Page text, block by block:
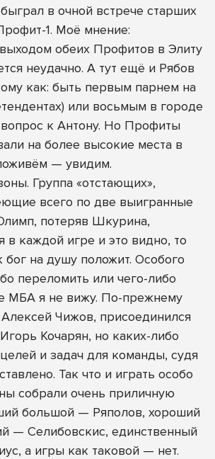
в очной встрече старших
1. Моё мнение:
обеих Профитов в Элиту
неудачно. А тут ещё и Рябов
как: быть первым парнем на
или восьмым в городе
к Антону. Но Профиты
на более высокие места в
— увидим.
Группа «отстающих»,
всего по две выигранные
потеряв Шкурина,
в каждой игре и это видно, то
на душу положит. Особого
переломить или чего-либо
МБА я не вижу. По-прежнему
Чижов, присоединился
Кочарян, но каких-либо
и задач для команды, судя
Так что и играть особо
собрали очень приличную
большой — Ряполов, хороший
— Селибовскис, единственный
а игры как таковой — нет.